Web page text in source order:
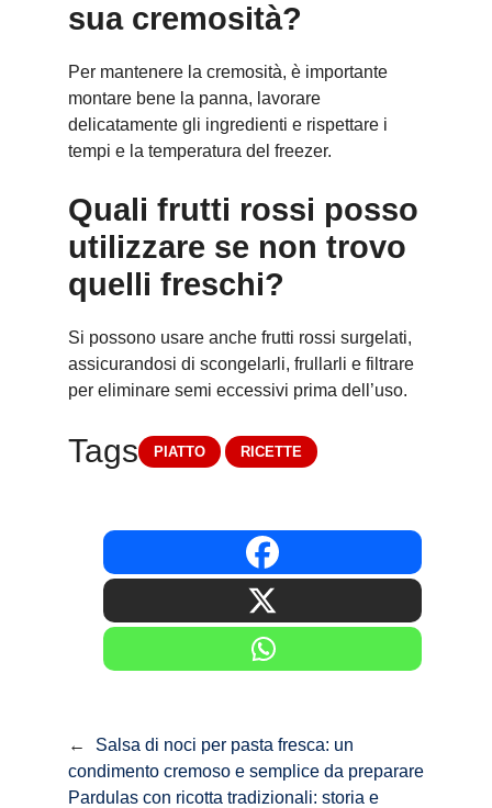
sua cremosità?
Per mantenere la cremosità, è importante
montare bene la panna, lavorare
delicatamente gli ingredienti e rispettare i
tempi e la temperatura del freezer.
Quali frutti rossi posso
utilizzare se non trovo
quelli freschi?
Si possono usare anche frutti rossi surgelati,
assicurandosi di scongelarli, frullarli e filtrare
per eliminare semi eccessivi prima dell’uso.
Tags PIATTO RICETTE
←
Salsa di noci per pasta fresca: un
condimento cremoso e semplice da preparare
Pardulas con ricotta tradizionali: storia e